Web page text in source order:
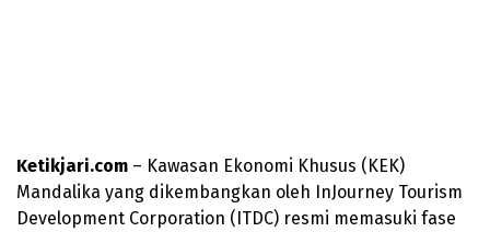
Ketikjari.com – Kawasan Ekonomi Khusus (KEK)
Mandalika yang dikembangkan oleh InJourney Tourism
Development Corporation (ITDC) resmi memasuki fase